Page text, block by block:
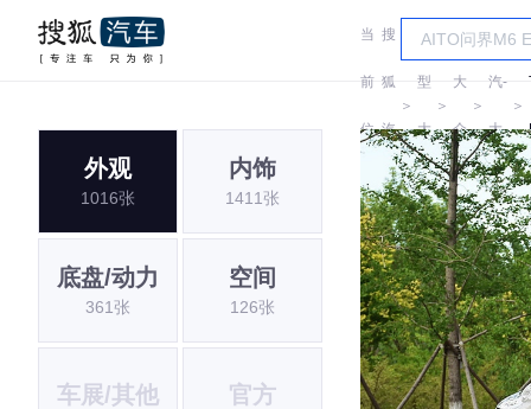
当
前
位
搜
狐
汽
车
＞
车
型
大
全
＞
大
众
＞
一
汽-
大
众
＞
外观
1016张
内饰
1411张
底盘/动力
361张
空间
126张
车展/其他 官方